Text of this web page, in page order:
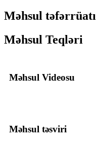
Məhsul təfərrüatı
Məhsul Teqləri
Məhsul Videosu
Məhsul təsviri